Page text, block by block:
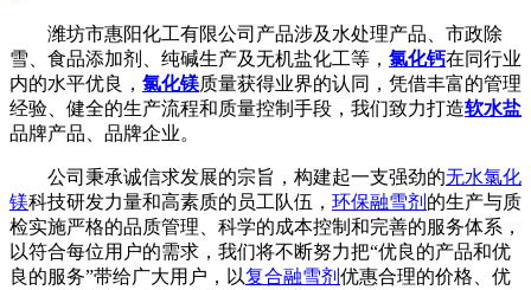
潍坊市惠阳化工有限公司产品涉及水处理产品、市政除
雪、食品添加剂、纯碱生产及无机盐化工等， 氯化钙在同行业
内的水平优良， 氯化镁质量获得业界的认同，凭借丰富的管理
经验、健全的生产流程和质量控制手段，我们致力打造软水盐
品牌产品、品牌企业。
公司秉承诚信求发展的宗旨，构建起一支强劲的无水氯化
镁科技研发力量和高素质的员工队伍， 环保融雪剂 的生产与质
检实施严格的品质管理、科学的成本控制和完善的服务体系，
以符合每位用户的需求，我们将不断努力把“优良的产品和优
良的服务”带给广大用户，以复合融雪剂 优惠合理的价格、优